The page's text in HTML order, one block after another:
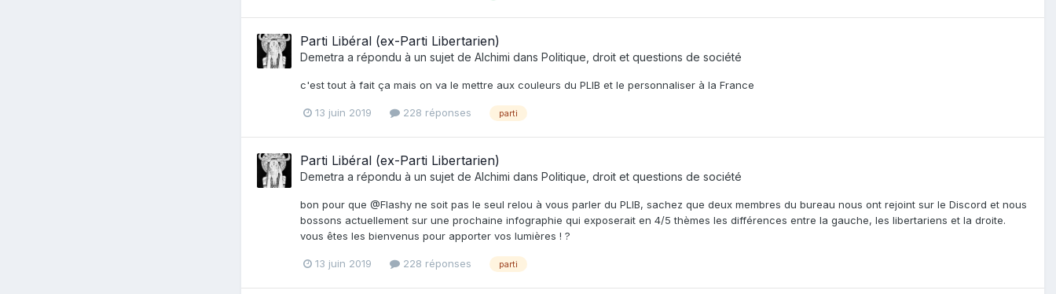
Parti Libéral (ex-Parti Libertarien)
Demetra a répondu à un sujet de Alchimi dans Politique, droit et questions de société
c'est tout à fait ça mais on va le mettre aux couleurs du PLIB et le personnaliser à la France
13 juin 2019 228 réponses parti
Parti Libéral (ex-Parti Libertarien)
Demetra a répondu à un sujet de Alchimi dans Politique, droit et questions de société
bon pour que @Flashy ne soit pas le seul relou à vous parler du PLIB, sachez que deux membres du bureau nous ont rejoint sur le Discord et nous
bossons actuellement sur une prochaine infographie qui exposerait en 4/5 thèmes les différences entre la gauche, les libertariens et la droite.
vous êtes les bienvenus pour apporter vos lumières ! ?
13 juin 2019 228 réponses parti